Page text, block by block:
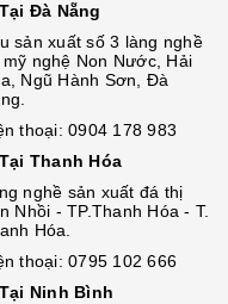
Đà Nẵng
sản xuất số 3 làng nghề
mỹ nghệ Non Nước, Hải
Ngũ Hành Sơn, Đà
thoại: 0904 178 983
Thanh Hóa
nghề sản xuất đá thị
Nhồi - TP.Thanh Hóa - T.
Hóa.
thoại: 0795 102 666
Ninh Bình